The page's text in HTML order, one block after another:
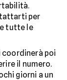
per
tutte le
coordinerà poi
il numero.
giorni a un